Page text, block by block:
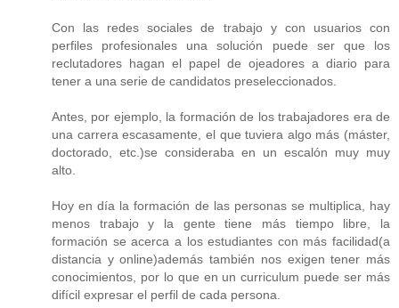
Con las redes sociales de trabajo y con usuarios con
perfiles profesionales una solución puede ser que los
reclutadores hagan el papel de ojeadores a diario para
tener a una serie de candidatos preseleccionados.
Antes, por ejemplo, la formación de los trabajadores era de
una carrera escasamente, el que tuviera algo más (máster,
doctorado, etc.)se consideraba en un escalón muy muy
alto.
Hoy en día la formación de las personas se multiplica, hay
menos trabajo y la gente tiene más tiempo libre, la
formación se acerca a los estudiantes con más facilidad(a
distancia y online)además también nos exigen tener más
conocimientos, por lo que en un curriculum puede ser más
difícil expresar el perfil de cada persona.